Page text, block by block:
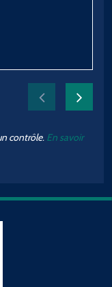
contrôle. En savoir